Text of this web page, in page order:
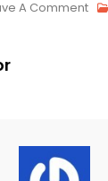
A CommentOn
Filles